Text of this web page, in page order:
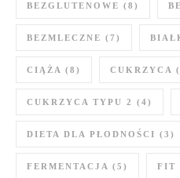
BEZGLUTENOWE (8)
BEZMLECZNE (7)
CIĄŻA (8) CUKRZYCA
CUKRZYCA TYPU 2 (4)
DIETA DLA PŁODNOŚCI (3)
FERMENTACJA (5) FIT